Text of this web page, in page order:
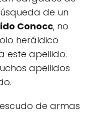
de un
Conocc, no
heráldico
este apellido.
apellidos
de armas